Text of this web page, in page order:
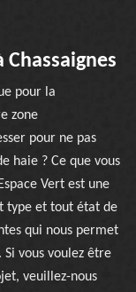
pour la
zone
pour ne pas
haie ? Ce que vous
Vert est une
type et tout état de
qui nous permet
vous voulez être
veuillez-nous